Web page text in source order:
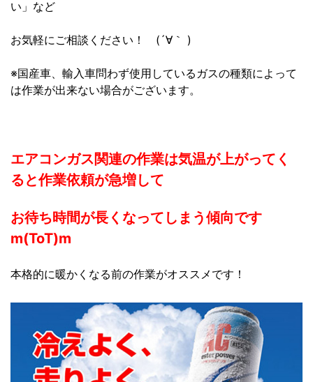
い」など
お気軽にご相談ください！ (´∀｀ )
※国産車、輸入車問わず使用しているガスの種類によって
は作業が出来ない場合がございます。
エアコンガス関連の作業は気温が上がってく
ると作業依頼が急増して
お待ち時間が長くなってしまう傾向です
m(ToT)m
本格的に暖かくなる前の作業がオススメです！